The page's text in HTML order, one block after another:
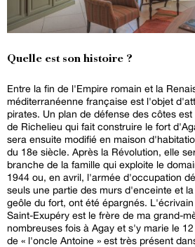
Quelle est son histoire ?
Entre la fin de l'Empire romain et la
méditerranéenne française est l'objet
pirates. Un plan de défense des côtes
de Richelieu qui fait construire le fort
sera ensuite modifié en maison
du 18e siècle. Après la Révolution, elle
branche de la famille qui exploite le
1944 ou, en avril, l'armée d'occupation
seuls une partie des murs d'enceinte et
geôle du fort, ont été épargnés. L'écrivain aviateur Antoine de
Saint-Exupéry est le frère de ma grand-
nombreuses fois à Agay et s'y marie le
de « l'oncle Antoine » est très présent